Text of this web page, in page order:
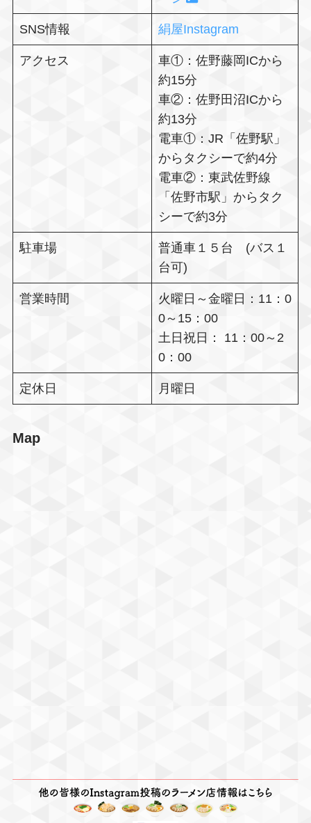
SNS情報 絹屋Instagram
アクセス
車①：佐野藤岡ICから
約15分
車②：佐野田沼ICから
約13分
電車①：JR「佐野駅」
からタクシーで約4分
電車②：東武佐野線
「佐野市駅」からタク
シーで約3分
駐車場
普通車１５台 (バス１
台可)
営業時間
火曜日～金曜日：11：0
0～15：00
土日祝日： 11：00～2
0：00
定休日 月曜日
Map